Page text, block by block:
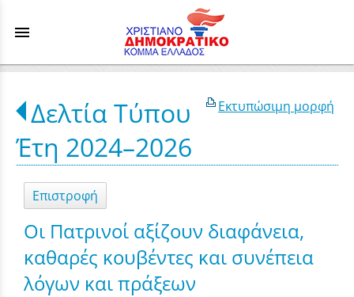
menu
Εκτυπώσιμη μορφή
Δελτία Τύπου
Έτη 2024–2026
Επιστροφή
Οι Πατρινοί αξίζουν διαφάνεια,
καθαρές κουβέντες και συνέπεια
λόγων και πράξεων